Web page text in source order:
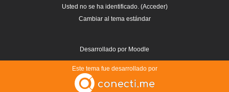
Usted no se ha identificado. (Acceder)
Cambiar al tema estándar
Desarrollado por Moodle
Este tema fue desarrollado por